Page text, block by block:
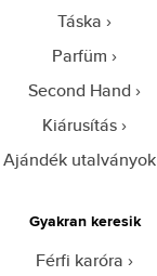
Táska
Parfüm
Second Hand
Kiárusítás
Ajándék utalványok
Gyakran keresik
Férfi karóra